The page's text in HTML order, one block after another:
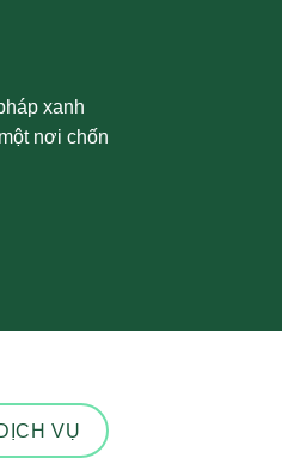
xanh
nơi chốn
VỤ